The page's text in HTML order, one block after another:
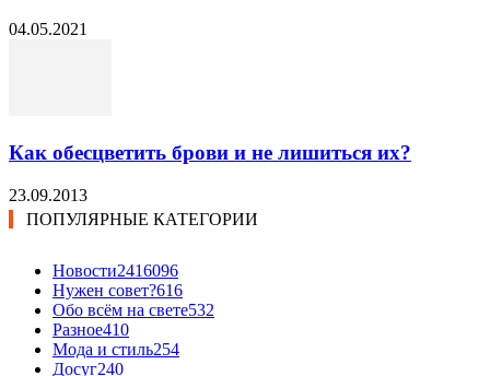
04.05.2021
Как обесцветить брови и не лишиться их?
23.09.2013
ПОПУЛЯРНЫЕ КАТЕГОРИИ
Новости2416096
Нужен совет?616
Обо всём на свете532
Разное410
Мода и стиль254
Досуг240